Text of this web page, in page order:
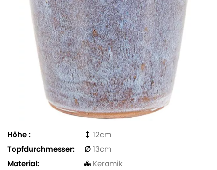
Höhe
12
Topfdurchmesser
13
Material
Keramik